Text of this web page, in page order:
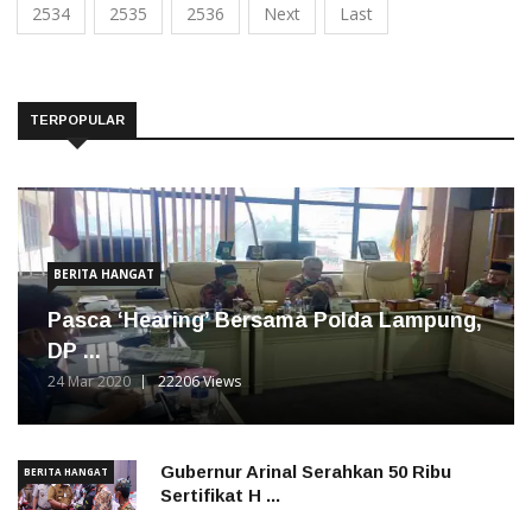
2534
2535 2536 Next Last
TERPOPULAR
BERITA HANGAT
Pasca ‘Hearing’ Bersama Polda Lampung,
DP ...
24 Mar 2020 22206 Views
BERITA HANGAT
Gubernur Arinal Serahkan 50 Ribu
Sertifikat H ...